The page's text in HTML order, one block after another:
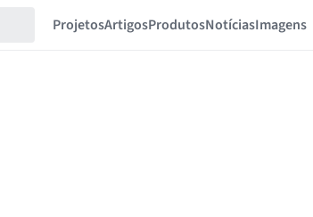
ProjetosArtigosProdutosNotíciasImagens